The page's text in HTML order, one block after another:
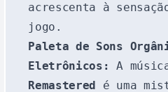
acrescenta à
jogo.
Paleta de Sons
Eletrônicos:
A
Remastered
é uma